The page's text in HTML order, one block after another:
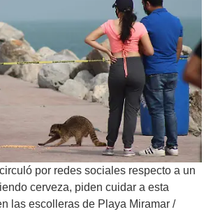
por redes sociales respecto a un
cerveza, piden cuidar a esta
las escolleras de Playa Miramar /